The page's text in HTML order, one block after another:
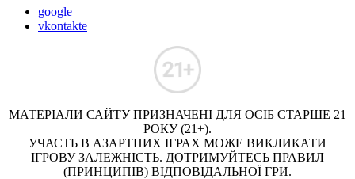
google
vkontakte
МАТЕРІАЛИ САЙТУ ПРИЗНАЧЕНІ ДЛЯ ОСІБ СТАРШЕ 21
РОКУ (21+).
УЧАСТЬ В АЗАРТНИХ ІГРАХ МОЖЕ ВИКЛИКАТИ
ІГРОВУ ЗАЛЕЖНІСТЬ. ДОТРИМУЙТЕСЬ ПРАВИЛ
(ПРИНЦИПІВ) ВІДПОВІДАЛЬНОЇ ГРИ.